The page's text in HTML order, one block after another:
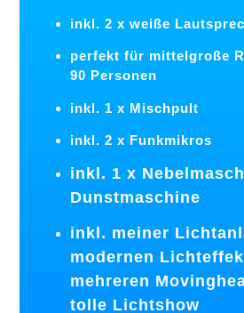
inkl. 2 x weiße
perfekt für mittelgroße
90 Personen
inkl. 1 x Mischpult
inkl. 2 x Funkmikros
inkl. 1 x
Dunstmaschine
inkl. meiner
modernen
mehreren
tolle Lichtshow